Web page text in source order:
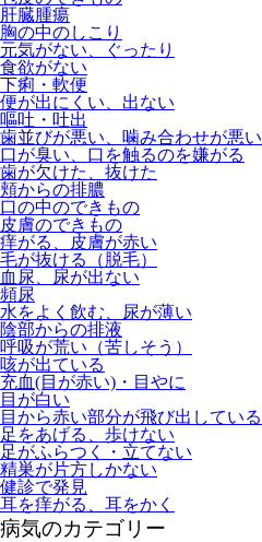
肝臓腫瘍
胸の中のしこり
元気がない、ぐったり
食欲がない
下痢・軟便
便が出にくい、出ない
嘔吐・吐出
歯並びが悪い、噛み合わせが悪い
口が臭い、口を触るのを嫌がる
歯が欠けた、抜けた
頬からの排膿
口の中のできもの
皮膚のできもの
痒がる、皮膚が赤い
毛が抜ける（脱毛）
血尿、尿が出ない
頻尿
水をよく飲む、尿が薄い
陰部からの排液
呼吸が荒い（苦しそう）
咳が出ている
充血(目が赤い)・目やに
目が白い
目から赤い部分が飛び出している
足をあげる、歩けない
足がふらつく・立てない
精巣が片方しかない
健診で発見
耳を痒がる、耳をかく
病気のカテゴリー